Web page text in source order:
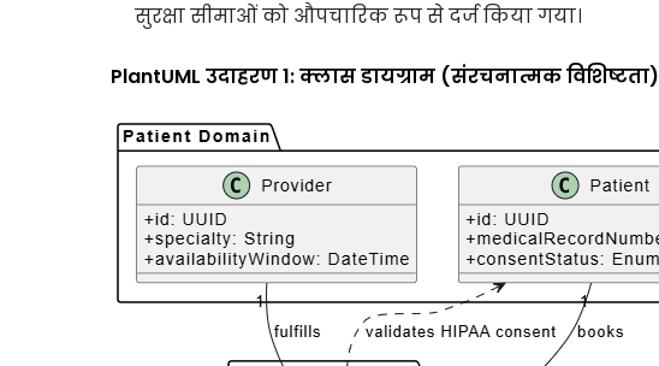
सुरक्षा सीमाओं को औपचारिक रूप से दर्ज किया गया।
PlantUML उदाहरण 1: क्लास डायग्राम (संरचनात्मक विशिष्टता)